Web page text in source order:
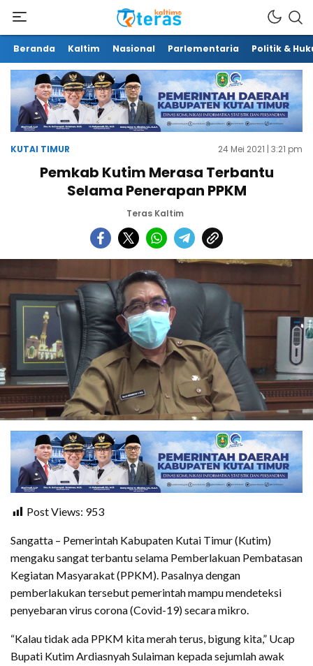
Beranda Kaltim Nasional Parlementaria Politik &
KUTAI TIMUR 24 Mei 2021 | 3:21 pm
Pemkab Kutim Merasa Terbantu
Selama Penerapan PPKM
Teras Kaltim
Post Views: 953
Sangatta – Pemerintah Kabupaten Kutai Timur (Kutim)
mengaku sangat terbantu selama Pemberlakuan Pembatasan
Kegiatan Masyarakat (PPKM). Pasalnya dengan
pemberlakukan tersebut pemerintah mampu mendeteksi
penyebaran virus corona (Covid-19) secara mikro.
“Kalau tidak ada PPKM kita merah terus, bigung kita,” Ucap
Bupati Kutim Ardiasnyah Sulaiman kepada sejumlah awak